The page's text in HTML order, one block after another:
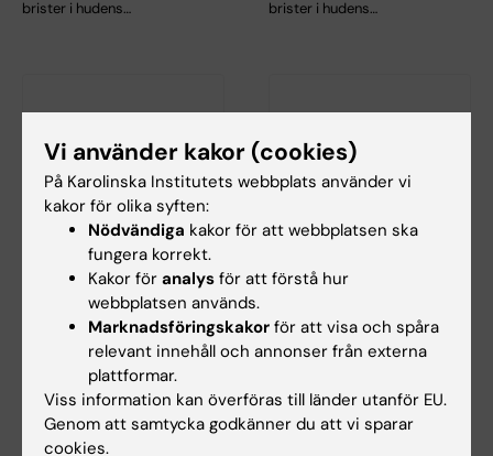
brister i hudens… brister i hudens…
11 jun 2026
Samla laget – allt om
årets KI-lopp!
Den 24 september är det dags
för årets mest energifyllda
evenemang - KI-…
11 jun 2026
Nya
migrationsrättsliga
regler för forskare
och doktorander
nya migrationsregler för
doktorander och…
Vi använder kakor (cookies)
På Karolinska Institutets webbplats använder vi
kakor för olika syften:
Nödvändiga kakor för att webbplatsen ska
fungera korrekt.
Kakor för analys för att förstå hur
webbplatsen används.
Marknadsföringskakor för att visa och spåra
relevant innehåll och annonser från externa
plattformar.
Viss information kan överföras till länder utanför EU.
Genom att samtycka godkänner du att vi sparar
cookies.